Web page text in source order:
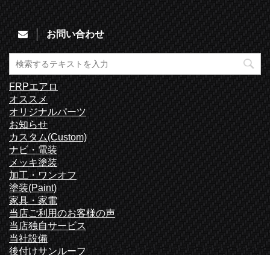
お問い合わせ
FRPエアロ
オススメ
オリジナルパーツ
お知らせ
カスタム(Custom)
ナビ・電装
メッキ塗装
加工・ワンオフ
塗装(Paint)
家具・家電
当店ご利用のお客様の声
当店独自サービス
当社設備
後付けサンルーフ